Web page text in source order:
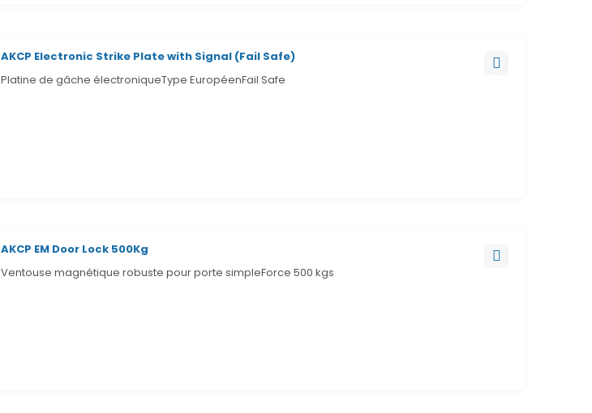
AKCP Electronic Strike Plate with Signal (Fail Safe)
Platine de gâche électroniqueType EuropéenFail Safe
AKCP EM Door Lock 500Kg
Ventouse magnétique robuste pour porte simpleForce 500 kgs